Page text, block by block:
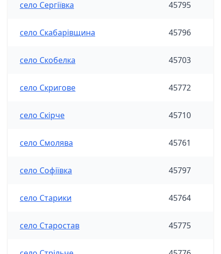
село Сергіївка 45795
село Скабарівщина 45796
село Скобелка 45703
село Скригове 45772
село Скірче 45710
село Смолява 45761
село Софіївка 45797
село Старики 45764
село Старостав 45775